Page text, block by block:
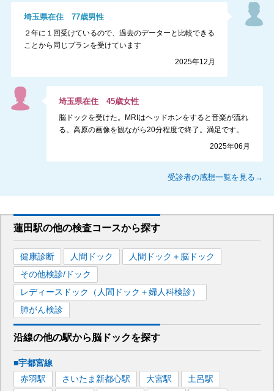
埼玉県在住 77歳男性
２年に１回受けているので、過去のデーターと比較できる
ことから同じプランを受けています
2025年12月
埼玉県在住45歳女性
脳ドックを受けた。MRIはヘッドホンをすると音楽が流れ
る。高原の画像を観ながら20分程度で終了。満足です。
2025年06月
受診者の感想一覧を見る→
蓮田駅の他の検査コースから探す
健康診断 人間ドック
人間ドック＋脳ドック
その他検診/ドック
レディースドック（人間ドック＋婦人科検診）
肺がん検診
沿線の他の駅から脳ドックを探す
■宇都宮線
赤羽駅 さいたま新都心駅 大宮駅 土呂駅